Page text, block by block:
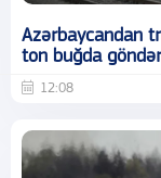
Azərbaycandan
ton buğda
12:08